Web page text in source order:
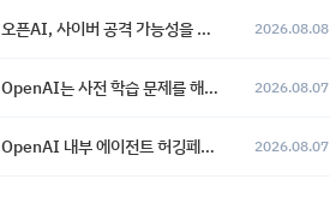
오픈AI, 사이버 공격 가능성을 이유로 아스트라 모델 출시 연기 2026.08.08
OpenAI는 사전 학습 문제를 해결했으며, 'Doug'라는 코드명을 가진 훨씬 더 큰 모델을 활발히 개발 중 2026.08.07
OpenAI 내부 에이전트 허깅페이스 해킹 사건 정리 2026.08.07